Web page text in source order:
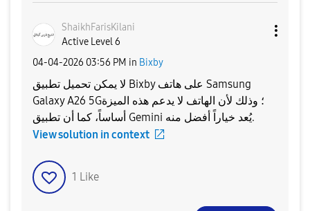
ShaikhFarisKilani
Active Level 6
‎04-04-2026 03:56 PM in Bixby
لا يمكن تحميل تطبيق Bixby على هاتف Samsung
Galaxy A26 5G؛ وذلك لأن الهاتف لا يدعم هذه الميزة
أساساً، كما أن تطبيق Gemini يُعد خياراً أفضل منه.
View solution in context
1 Like